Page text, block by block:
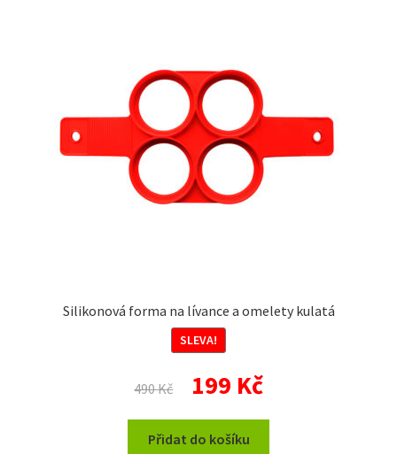
Silikonová forma na lívance a omelety kulatá
SLEVA!
490Kč
Původní
cena
byla:
490 Kč.
199 KčAktuální
cena
je:
Přidat do košíku